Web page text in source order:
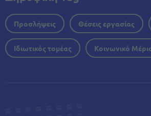
Προσλήψεις Θέσεις εργασίας
Ιδιωτικός τομέας Κοινωνικό